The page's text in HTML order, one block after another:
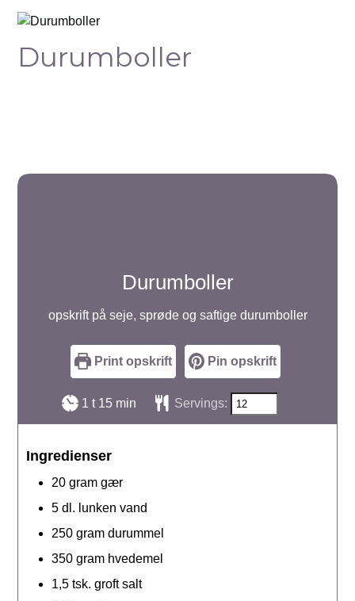
Durumboller
Durumboller
opskrift på seje, sprøde og saftige durumboller
Print opskrift Pin opskrift
1 time
t 15minutter
min Servings:
Ingredienser
20 gram gær
5 dl. lunken vand
250 gram durummel
350 gram hvedemel
1,5 tsk. groft salt